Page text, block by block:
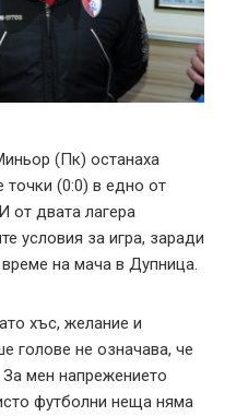
(Пк) останаха
точки (0:0) в едно от
от двата лагера
условия за игра, заради
на мача в Дупница.
хъс, желание и
голове не означава, че
мен напрежението
футболни неща няма